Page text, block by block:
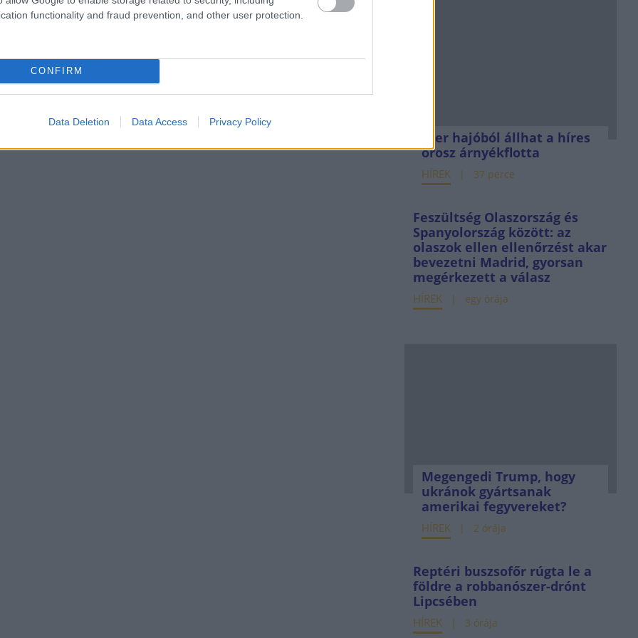
functionality and fraud prevention, and other user protection.
CONFIRM
Data Deletion Data Access Privacy Policy
Ezer hajóból állhat a híres
orosz árnyékflotta
HÍREK 37 perce
Feszültség Olaszország és
Spanyolország között: az
olaszok ellen ellenőrzést akar
bevezetni Madrid, gyorsan
megérkezett a válasz
HÍREK egy órája
Megengedi Trump, hogy
ukránok gyártsanak
amerikai fegyvereket?
HÍREK 2 órája
Reptéri buszsofőr rúgta le a
földre a robbanószer-drónt
Lipcsében
HÍREK 3 órája